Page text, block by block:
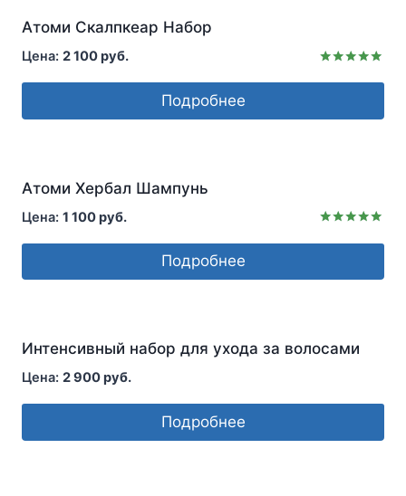
Атоми Скалпкеар Набор
2 100руб.
Подробнее
Атоми Хербал Шампунь
1 100руб.
Подробнее
Интенсивный набор для ухода за волосами
2 900руб.
Подробнее